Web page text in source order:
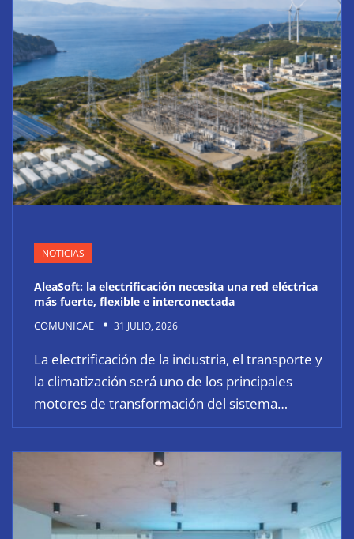
NOTICIAS
AleaSoft: la electrificación necesita una red eléctrica
más fuerte, flexible e interconectada
COMUNICAE 31 JULIO, 2026
La electrificación de la industria, el transporte y
la climatización será uno de los principales
motores de transformación del sistema…